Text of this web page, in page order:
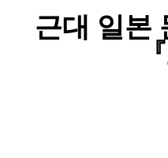
정조 OR 정약용 “정조” 또는 “정
“정조”가 나온
근대 일본
『